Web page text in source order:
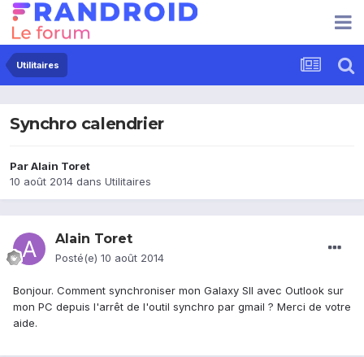
Utilitaires
Synchro calendrier
ParAlain Toret
10 août 2014 dans Utilitaires
Alain Toret
Posté(e) 10 août 2014
Bonjour. Comment synchroniser mon Galaxy SII avec Outlook sur
mon PC depuis l'arrêt de l'outil synchro par gmail ? Merci de votre
aide.